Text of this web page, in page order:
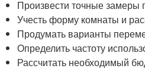
Произвести точные
Учесть форму комнаты и
Продумать варианты
Определить частоту
Рассчитать необходимый